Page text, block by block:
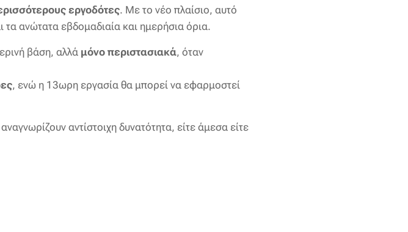
εργοδότες. Με το νέο πλαίσιο, αυτό
τα ανώτατα εβδομαδιαία και ημερήσια όρια.
βάση, αλλά μόνο περιστασιακά, όταν
, ενώ η 13ωρη εργασία θα μπορεί να εφαρμοστεί
αναγνωρίζουν αντίστοιχη δυνατότητα, είτε άμεσα είτε